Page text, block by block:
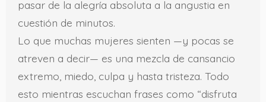
pasar de la alegría absoluta a la angustia en
cuestión de minutos.
Lo que muchas mujeres sienten —y pocas se
atreven a decir— es una mezcla de cansancio
extremo, miedo, culpa y hasta tristeza. Todo
esto mientras escuchan frases como “disfruta